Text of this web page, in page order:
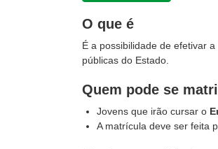
O que é
É a possibilidade de efetivar
públicas do Estado.
Quem pode se
Jovens que irão cursar o
A matrícula deve ser feita